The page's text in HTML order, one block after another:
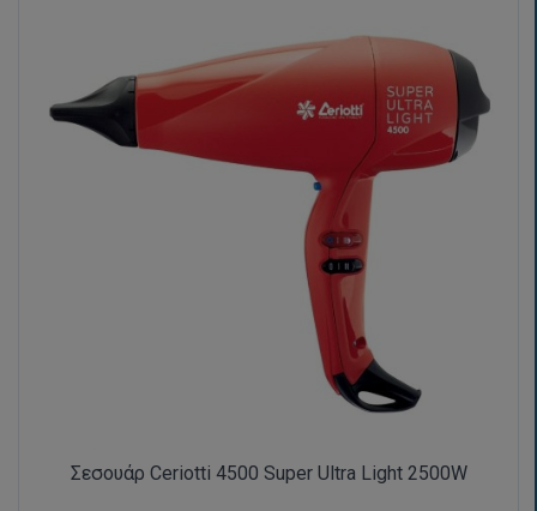
Σεσουάρ Ceriotti 4500 Super Ultra Light 2500W